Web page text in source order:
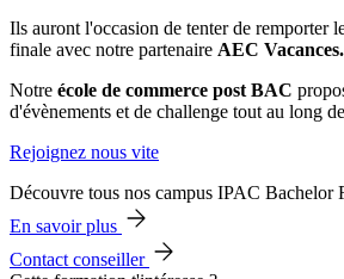
Ils auront l'occasion de tenter de remporter
finale avec notre partenaire AEC Vacances.
Notre école de commerce post BAC
d'évènements et de challenge tout au long
Rejoignez nous vite
Découvre tous nos campus IPAC Bachelor
En savoir plus
Contact conseiller